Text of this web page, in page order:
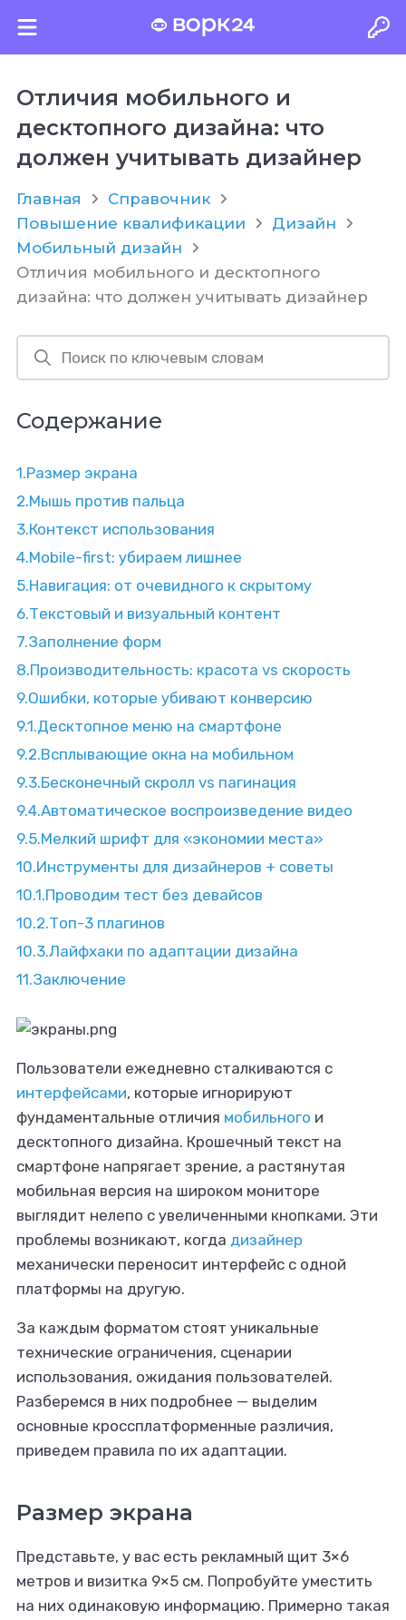
Отличия мобильного и
десктопного дизайна: что
должен учитывать дизайнер
Главная
Справочник
Повышение квалификации
Дизайн
Мобильный дизайн
Отличия мобильного и десктопного
дизайна: что должен учитывать дизайнер
Содержание
1.Размер экрана
2.Мышь против пальца
3.Контекст использования
4.Mobile-first: убираем лишнее
5.Навигация: от очевидного к скрытому
6.Текстовый и визуальный контент
7.Заполнение форм
8.Производительность: красота vs скорость
9.Ошибки, которые убивают конверсию
9.1.Десктопное меню на смартфоне
9.2.Всплывающие окна на мобильном
9.3.Бесконечный скролл vs пагинация
9.4.Автоматическое воспроизведение видео
9.5.Мелкий шрифт для «экономии места»
10.Инструменты для дизайнеров + советы
10.1.Проводим тест без девайсов
10.2.Топ-3 плагинов
10.3.Лайфхаки по адаптации дизайна
11.Заключение
дизайн?
к эспертам!
создавать
дизайн?
Пользователи ежедневно сталкиваются с
интерфейсами, которые игнорируют
фундаментальные отличия мобильного и
десктопного дизайна. Крошечный текст на
смартфоне напрягает зрение, а растянутая
мобильная версия на широком мониторе
выглядит нелепо с увеличенными кнопками. Эти
проблемы возникают, когда дизайнер
механически переносит интерфейс с одной
платформы на другую.
За каждым форматом стоят уникальные
технические ограничения, сценарии
использования, ожидания пользователей.
Разберемся в них подробнее — выделим
основные кроссплатформенные различия,
приведем правила по их адаптации.
Размер экрана
Представьте, у вас есть рекламный щит 3×6
метров и визитка 9×5 см. Попробуйте уместить
на них одинаковую информацию. Примерно такая